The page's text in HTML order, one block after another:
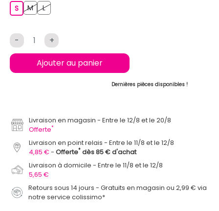
SS MM LL
- +
Ajouter au panier
Dernières pièces disponibles !
Livraison en magasin
Entre le 12/8 et le 20/8
Offerte*
Livraison en point relais
Entre le 11/8 et le 12/8
4,85 €
Offerte* dès 85 € d'achat
Livraison à domicile
Entre le 11/8 et le 12/8
5,65 €
Retours sous 14 jours - Gratuits en magasin ou 2,99 € via
notre service colissimo*